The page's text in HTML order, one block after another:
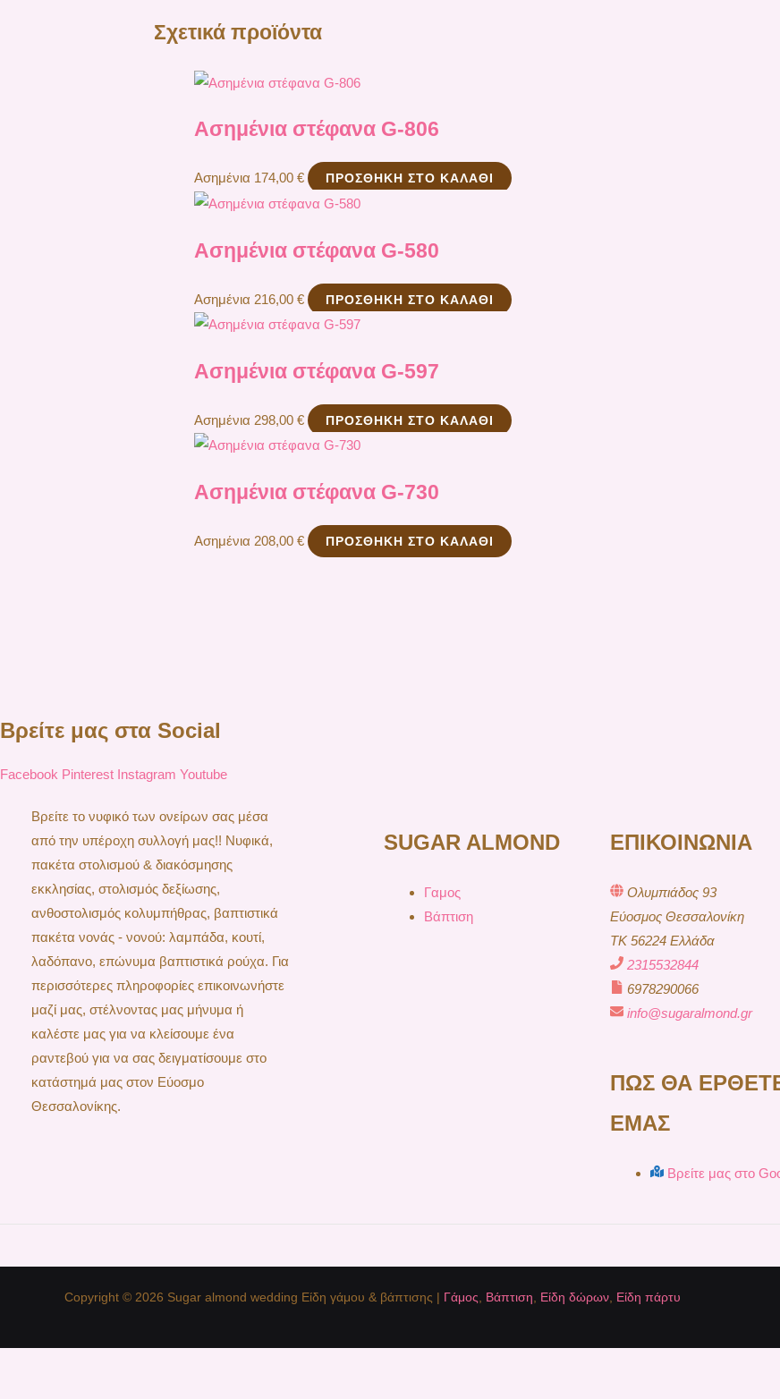
Σχετικά προϊόντα
Ασημένια στέφανα G-806
Ασημένια 174,00€ ΠΡΟΣΘΉΚΗ ΣΤΟ ΚΑΛΆΘΙ
Ασημένια στέφανα G-580
Ασημένια 216,00€ ΠΡΟΣΘΉΚΗ ΣΤΟ ΚΑΛΆΘΙ
Ασημένια στέφανα G-597
Ασημένια 298,00€ ΠΡΟΣΘΉΚΗ ΣΤΟ ΚΑΛΆΘΙ
Ασημένια στέφανα G-730
Ασημένια 208,00€ ΠΡΟΣΘΉΚΗ ΣΤΟ ΚΑΛΆΘΙ
Βρείτε μας στα Social
Facebook Pinterest Instagram Youtube
Βρείτε το νυφικό των ονείρων σας μέσα
από την υπέροχη συλλογή μας!! Νυφικά,
πακέτα στολισμού & διακόσμησης
εκκλησίας, στολισμός δεξίωσης,
ανθοστολισμός κολυμπήθρας, βαπτιστικά
πακέτα νονάς - νονού: λαμπάδα, κουτί,
λαδόπανο, επώνυμα βαπτιστικά ρούχα. Για
περισσότερες πληροφορίες επικοινωνήστε
μαζί μας, στέλνοντας μας μήνυμα ή
καλέστε μας για να κλείσουμε ένα
ραντεβού για να σας δειγματίσουμε στο
κατάστημά μας στον Εύοσμο
Θεσσαλονίκης.
SUGAR ALMOND
Γαμος
Βάπτιση
ΕΠΙΚΟΙΝΩΝΙΑ
Ολυμπιάδος 93
Εύοσμος Θεσσαλονίκη
TK 56224 Ελλάδα
2315532844
6978290066
info@sugaralmond.gr
ΠΩΣ ΘΑ
ΕΜΑΣ
Βρείτε μας στο
Copyright © 2026 Sugar almond wedding Είδη γάμου & βάπτισης | Γάμος Βάπτιση Είδη δώρων Είδη πάρτυ